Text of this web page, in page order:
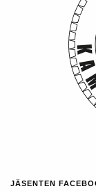
JÄSENTEN